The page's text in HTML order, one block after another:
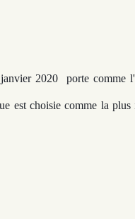
janvier 2020 porte comme
est choisie comme la